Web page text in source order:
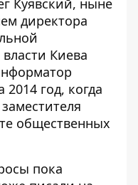
Куявский, ныне
директора
Киева
год, когда
общественных
пока